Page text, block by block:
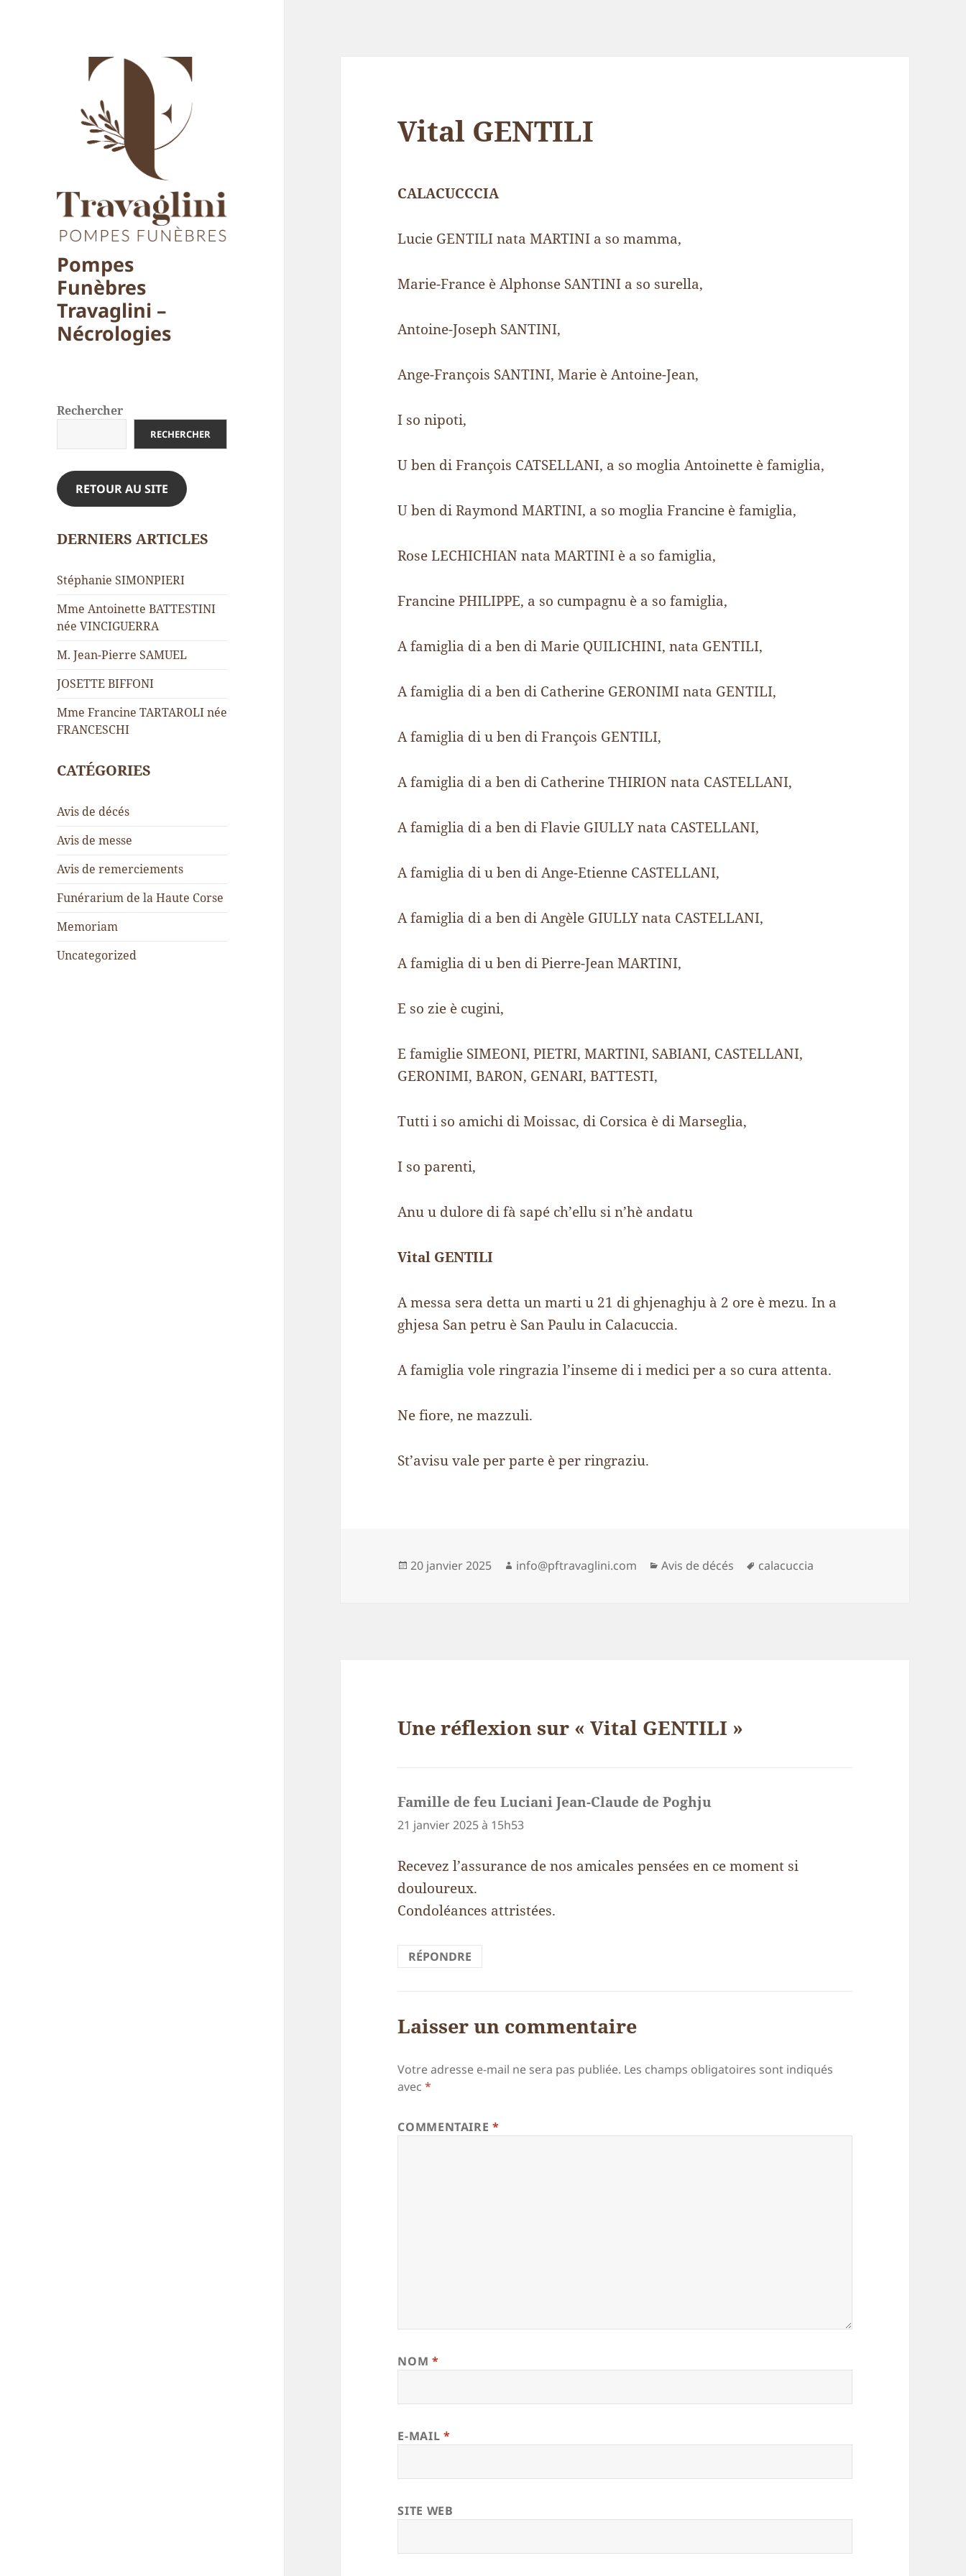
Pompes
Funèbres
Travaglini –
Nécrologies
Rechercher
RECHERCHER
RETOUR AU SITE
DERNIERS ARTICLES
Stéphanie SIMONPIERI
Mme Antoinette BATTESTINI
née VINCIGUERRA
M. Jean-Pierre SAMUEL
JOSETTE BIFFONI
Mme Francine TARTAROLI née
FRANCESCHI
CATÉGORIES
Avis de décés
Avis de messe
Avis de remerciements
Funérarium de la Haute Corse
Memoriam
Uncategorized
Vital GENTILI
CALACUCCCIA
Lucie GENTILI nata MARTINI a so mamma,
Marie-France è Alphonse SANTINI a so surella,
Antoine-Joseph SANTINI,
Ange-François SANTINI, Marie è Antoine-Jean,
I so nipoti,
U ben di François CATSELLANI, a so moglia Antoinette è famiglia,
U ben di Raymond MARTINI, a so moglia Francine è famiglia,
Rose LECHICHIAN nata MARTINI è a so famiglia,
Francine PHILIPPE, a so cumpagnu è a so famiglia,
A famiglia di a ben di Marie QUILICHINI, nata GENTILI,
A famiglia di a ben di Catherine GERONIMI nata GENTILI,
A famiglia di u ben di François GENTILI,
A famiglia di a ben di Catherine THIRION nata CASTELLANI,
A famiglia di a ben di Flavie GIULLY nata CASTELLANI,
A famiglia di u ben di Ange-Etienne CASTELLANI,
A famiglia di a ben di Angèle GIULLY nata CASTELLANI,
A famiglia di u ben di Pierre-Jean MARTINI,
E so zie è cugini,
E famiglie SIMEONI, PIETRI, MARTINI, SABIANI, CASTELLANI,
GERONIMI, BARON, GENARI, BATTESTI,
Tutti i so amichi di Moissac, di Corsica è di Marseglia,
I so parenti,
Anu u dulore di fà sapé ch’ellu si n’hè andatu
Vital GENTILI
A messa sera detta un marti u 21 di ghjenaghju à 2 ore è mezu. In a
ghjesa San petru è San Paulu in Calacuccia.
A famiglia vole ringrazia l’inseme di i medici per a so cura attenta.
Ne fiore, ne mazzuli.
St’avisu vale per parte è per ringraziu.
Publié
20 janvier 2025 Auteur
info@pftravaglini.com Catégories
Avis de décés
Mots-
calacuccia
Une réflexion sur « Vital GENTILI »
Famille de feu Luciani Jean-Claude de Poghju
21 janvier 2025 à 15h53
Recevez l’assurance de nos amicales pensées en ce moment si
douloureux.
Condoléances attristées.
RÉPONDRE
Laisser un commentaire
Votre adresse e-mail ne sera pas publiée. Les champs obligatoires sont indiqués
avec*
COMMENTAIRE*
NOM *
E-MAIL *
SITE WEB